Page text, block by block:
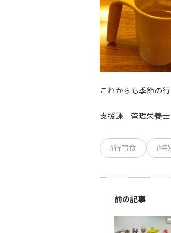
これからも季節の
支援課 管理栄養
#行事食 #特
前の記事